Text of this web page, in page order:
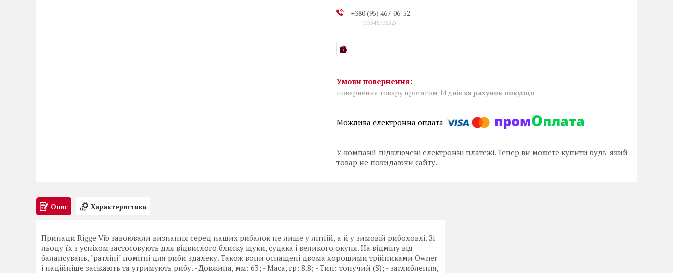
+380 (95) 467-06-52
0954670652
повернення товару протягом 14 днів за рахунок покупця
У компанії підключені електронні платежі. Тепер ви можете купити будь-який
товар не покидаючи сайту.
Опис Характеристики
Принади Rigge Vib завоювали визнання серед наших рибалок не лише у літній, а й у зимовій риболовлі. Зі
льоду їх з успіхом застосовують для відвислого блиску щуки, судака і великого окуня. На відміну від
балансувань, "ратліні" помітні для риби здалеку. Також вони оснащені двома хорошими трійниками Owner
і надійніше засікають та утримують рибу. - Довжина, мм: 63; - Маса, гр: 8.8; - Тип: тонучий (S); - заглиблення,